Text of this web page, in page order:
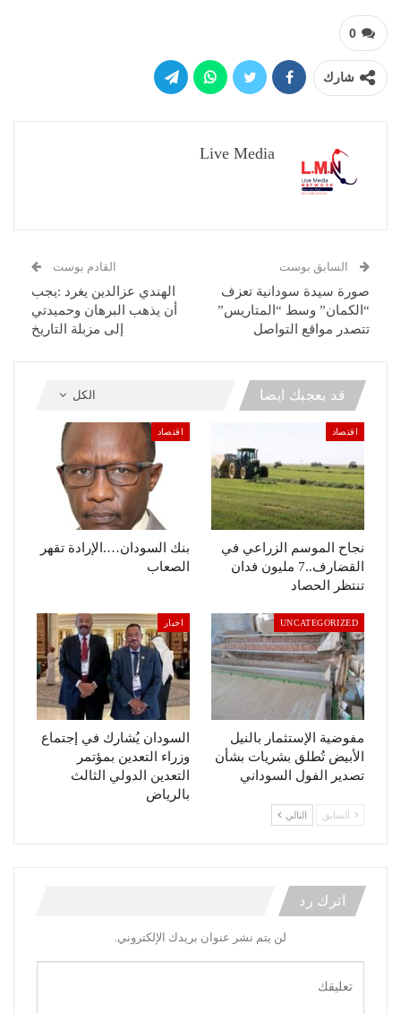
0
شارك
Live Media
السابق بوست
صورة سيدة سودانية تعزف
“الكمان” وسط “المتاريس”
تتصدر مواقع التواصل
القادم بوست
الهندي عزالدين يغرد :يجب
أن يذهب البرهان وحميدتي
إلى مزبلة التاريخ
الكل قد يعجبك ايضا
اقتصاد
نجاح الموسم الزراعي في
القضارف..7 مليون فدان
تنتظر الحصاد
اقتصاد
بنك السودان….الإرادة تقهر
الصعاب
UNCATEGORIZED
مفوضية الإستثمار بالنيل
الأبيض تُطلق بشريات بشأن
تصدير الفول السوداني
اخبار
السودان يُشارك في إجتماع
وزراء التعدين بمؤتمر
التعدين الدولي الثالث
بالرياض
السابق التالي
اترك رد
لن يتم نشر عنوان بريدك الإلكتروني.